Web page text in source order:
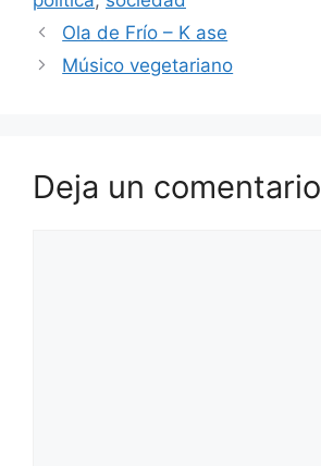
Ola de Frío – K ase
Músico vegetariano
Deja un comentario